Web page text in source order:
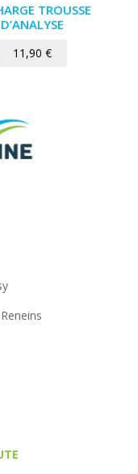
TROUSSE
D’ANALYSE
11,90€